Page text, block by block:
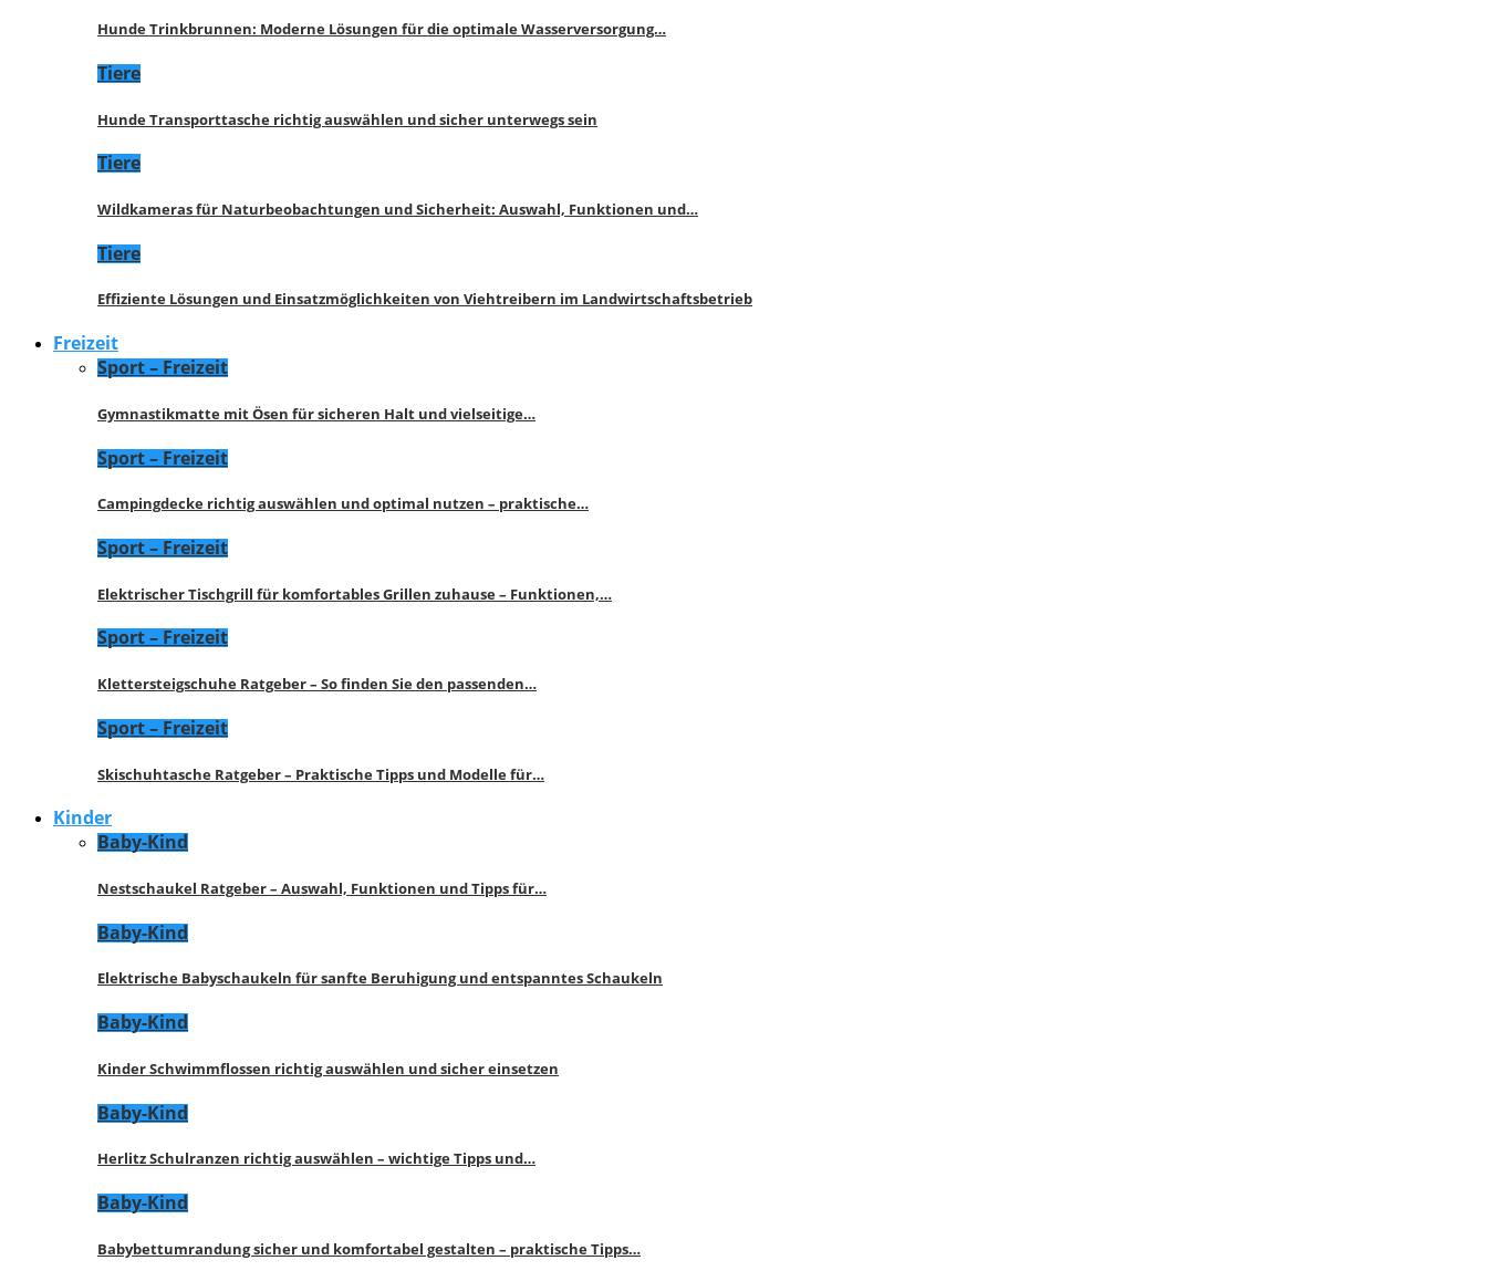
Hunde Trinkbrunnen: Moderne Lösungen für die optimale Wasserversorgung…
Tiere
Hunde Transporttasche richtig auswählen und sicher unterwegs sein
Tiere
Wildkameras für Naturbeobachtungen und Sicherheit: Auswahl, Funktionen und…
Tiere
Effiziente Lösungen und Einsatzmöglichkeiten von Viehtreibern im Landwirtschaftsbetrieb
Freizeit
Sport – Freizeit
Gymnastikmatte mit Ösen für sicheren Halt und vielseitige…
Sport – Freizeit
Campingdecke richtig auswählen und optimal nutzen – praktische…
Sport – Freizeit
Elektrischer Tischgrill für komfortables Grillen zuhause – Funktionen,…
Sport – Freizeit
Klettersteigschuhe Ratgeber – So finden Sie den passenden…
Sport – Freizeit
Skischuhtasche Ratgeber – Praktische Tipps und Modelle für…
Kinder
Baby-Kind
Nestschaukel Ratgeber – Auswahl, Funktionen und Tipps für…
Baby-Kind
Elektrische Babyschaukeln für sanfte Beruhigung und entspanntes Schaukeln
Baby-Kind
Kinder Schwimmflossen richtig auswählen und sicher einsetzen
Baby-Kind
Herlitz Schulranzen richtig auswählen – wichtige Tipps und…
Baby-Kind
Babybettumrandung sicher und komfortabel gestalten – praktische Tipps…